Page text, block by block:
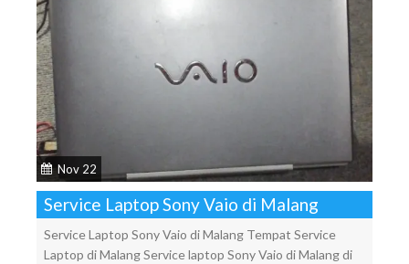
Nov 22
Service Laptop Sony Vaio di Malang
Service Laptop Sony Vaio di Malang Tempat Service
Laptop di Malang Service laptop Sony Vaio di Malang di